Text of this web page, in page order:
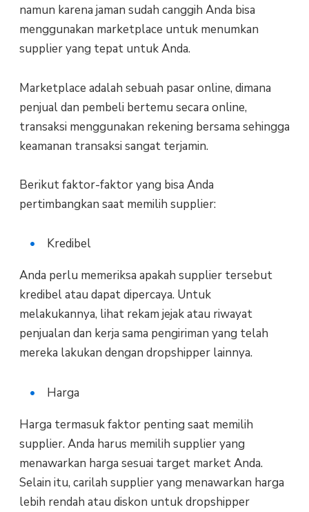
namun karena jaman sudah canggih Anda bisa
menggunakan marketplace untuk menumkan
supplier yang tepat untuk Anda.
Marketplace adalah sebuah pasar online, dimana
penjual dan pembeli bertemu secara online,
transaksi menggunakan rekening bersama sehingga
keamanan transaksi sangat terjamin.
Berikut faktor-faktor yang bisa Anda
pertimbangkan saat memilih supplier:
Kredibel
Anda perlu memeriksa apakah supplier tersebut
kredibel atau dapat dipercaya. Untuk
melakukannya, lihat rekam jejak atau riwayat
penjualan dan kerja sama pengiriman yang telah
mereka lakukan dengan dropshipper lainnya.
Harga
Harga termasuk faktor penting saat memilih
supplier. Anda harus memilih supplier yang
menawarkan harga sesuai target market Anda.
Selain itu, carilah supplier yang menawarkan harga
lebih rendah atau diskon untuk dropshipper